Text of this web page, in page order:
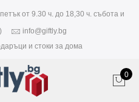
от 9.30 ч. до 18,30 ч. събота и
info@giftly.bg
и стоки за дома
0